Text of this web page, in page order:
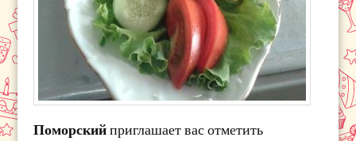
Поморскийприглашает вас отметить